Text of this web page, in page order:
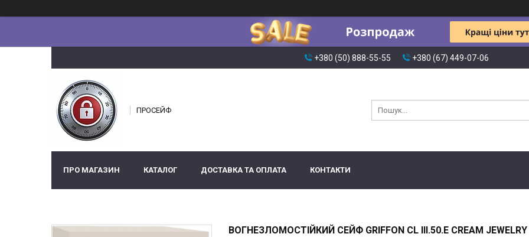
+380 (50) 888-55-55 +380 (67) 449-07-06
ПРОСЕЙФ
ПРО МАГАЗИН КАТАЛОГ ДОСТАВКА ТА ОПЛАТА КОНТАКТИ
ВОГНЕЗЛОМОСТІЙКИЙ СЕЙФ GRIFFON CL III.50.E CREAM JEWELRY